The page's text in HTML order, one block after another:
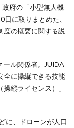
政府の「小型無人機
に取りまとめた、
度の概要に関する説
ール関係者。JUIDA
全に操縦できる技能
縦ライセンス）」
に、ドローンが人口